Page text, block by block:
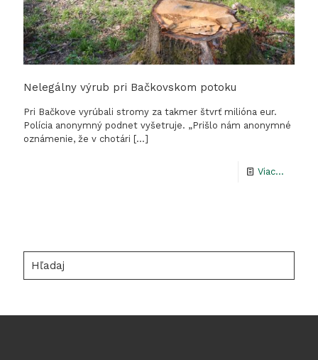
Nelegálny výrub pri Bačkovskom potoku
Pri Bačkove vyrúbali stromy za takmer štvrť milióna eur.
Polícia anonymný podnet vyšetruje. „Prišlo nám anonymné
oznámenie, že v chotári […]
Viac...
potoku